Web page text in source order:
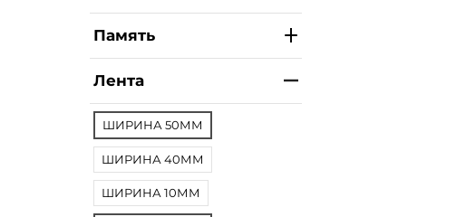
Память
Лента
ШИРИНА 50ММ
ШИРИНА 40ММ
ШИРИНА 10ММ